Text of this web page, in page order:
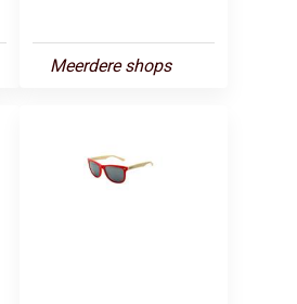
Meerdere shops